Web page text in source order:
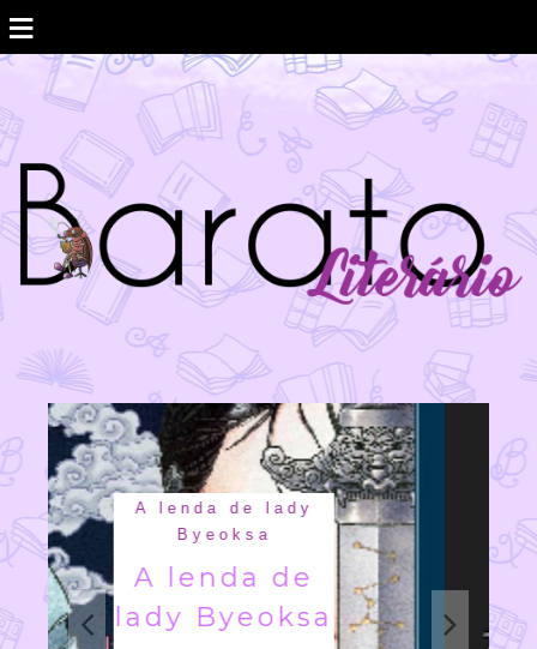
≡
Amanda Lovelace
A Princesa
salva a si
mesma